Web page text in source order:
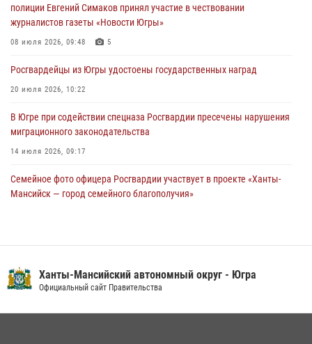
В Югре при силовой поддержке ОМОН Росгвардии задержаны
подозреваемые в страховом мошенничестве
06 августа 2026, 09:07
Урайский отдел вневедомственной охраны Росгвардии отмечает
60-летний юбилей
полиции Евгений Симаков принял участие в чествовании
журналистов газеты «Новости Югры»
08 июля 2026, 09:48 5
Росгвардейцы из Югры удостоены государственных наград
20 июля 2026, 10:22
В Югре при содействии спецназа Росгвардии пресечены нарушения
миграционного законодательства
14 июля 2026, 09:17
Семейное фото офицера Росгвардии участвует в проекте «Ханты-
Мансийск — город семейного благополучия»
16 июля 2026, 04:54 4
Ханты-Мансийский автономный округ - Югра
Официальный сайт Правительства